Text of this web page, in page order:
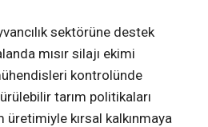
sektörüne destek
mısır silajı ekimi
kontrolünde
tarım politikaları
üretimiyle kırsal kalkınmaya